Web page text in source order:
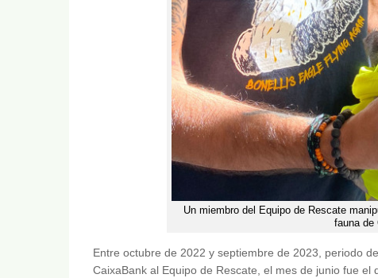
Un miembro del Equipo de Rescate
fauna de
Entre octubre de 2022 y septiembre de 2023, periodo
CaixaBank al Equipo de Rescate, el mes de junio fue